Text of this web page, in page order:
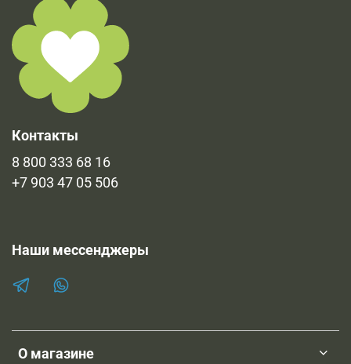
О магазине
Контакты
8 800 333 68 16
+7 903 47 05 506
Наши мессенджеры